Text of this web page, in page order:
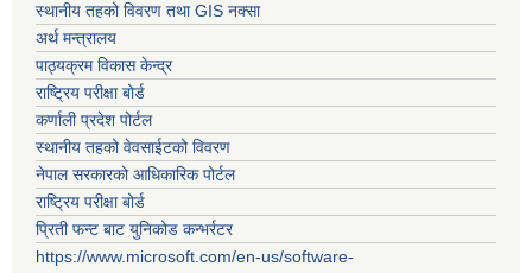
स्थानीय तहको विवरण तथा GIS नक्सा
अर्थ मन्त्रालय
पाठ्यक्रम विकास केन्द्र
राष्ट्रिय परीक्षा बोर्ड
कर्णाली प्रदेश पोर्टल
स्थानीय तहको वेवसाईटको विवरण
नेपाल सरकारको आधिकारिक पोर्टल
राष्ट्रिय परीक्षा बोर्ड
प्रिती फन्ट बाट युनिकोड कन्भर्रटर
https://www.microsoft.com/en-us/software-